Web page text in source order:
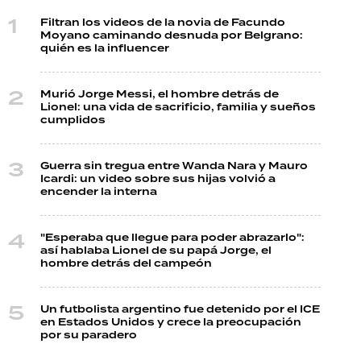
Filtran los videos de la novia de Facundo
Moyano caminando desnuda por Belgrano:
quién es la influencer
Murió Jorge Messi, el hombre detrás de
Lionel: una vida de sacrificio, familia y sueños
cumplidos
Guerra sin tregua entre Wanda Nara y Mauro
Icardi: un video sobre sus hijas volvió a
encender la interna
"Esperaba que llegue para poder abrazarlo":
así hablaba Lionel de su papá Jorge, el
hombre detrás del campeón
Un futbolista argentino fue detenido por el ICE
en Estados Unidos y crece la preocupación
por su paradero